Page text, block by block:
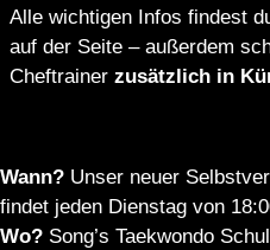
Alle wichtigen Infos findest
auf der Seite – außerdem
Cheftrainer zusätzlich in
Wann? Unser neuer
findet jeden Dienstag von
Wo? Song’s Taekwondo